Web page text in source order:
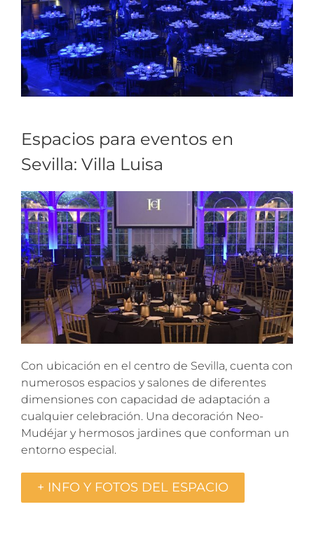
Espacios para eventos en
Sevilla: Villa Luisa
Con ubicación en el centro de Sevilla, cuenta con
numerosos espacios y salones de diferentes
dimensiones con capacidad de adaptación a
cualquier celebración. Una decoración Neo-
Mudéjar y hermosos jardines que conforman un
entorno especial.
+ INFO Y FOTOS DEL ESPACIO